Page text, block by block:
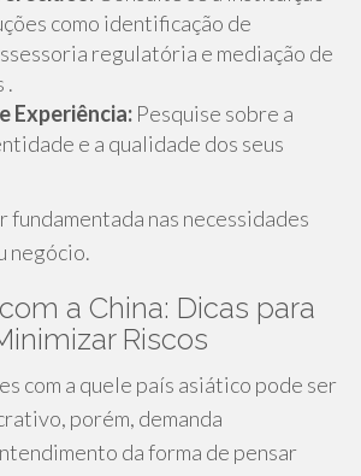
como identificação de
regulatória e mediação de
.
Experiência: Pesquise sobre a
e a qualidade dos seus
fundamentada nas necessidades
negócio.
a China: Dicas para
Riscos
com a quele país asiático pode ser
porém, demanda
da forma de pensar